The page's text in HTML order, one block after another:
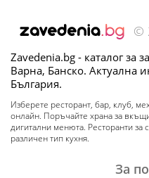
©
Zavedenia.bg - каталог за
Варна, Банско. Актуална
България.
Изберете ресторант, бар, клуб,
онлайн. Поръчайте храна за
дигитални менюта. Ресторанти за
различен тип кухня.
За